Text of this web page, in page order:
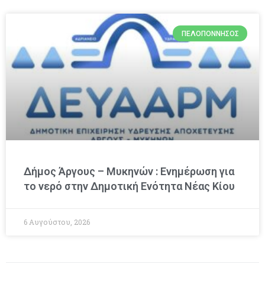
ΠΕΛΟΠΌΝΝΗΣΟΣ
Δήμος Άργους – Μυκηνών : Ενημέρωση για
το νερό στην Δημοτική Ενότητα Νέας Κίου
6 Αυγούστου, 2026